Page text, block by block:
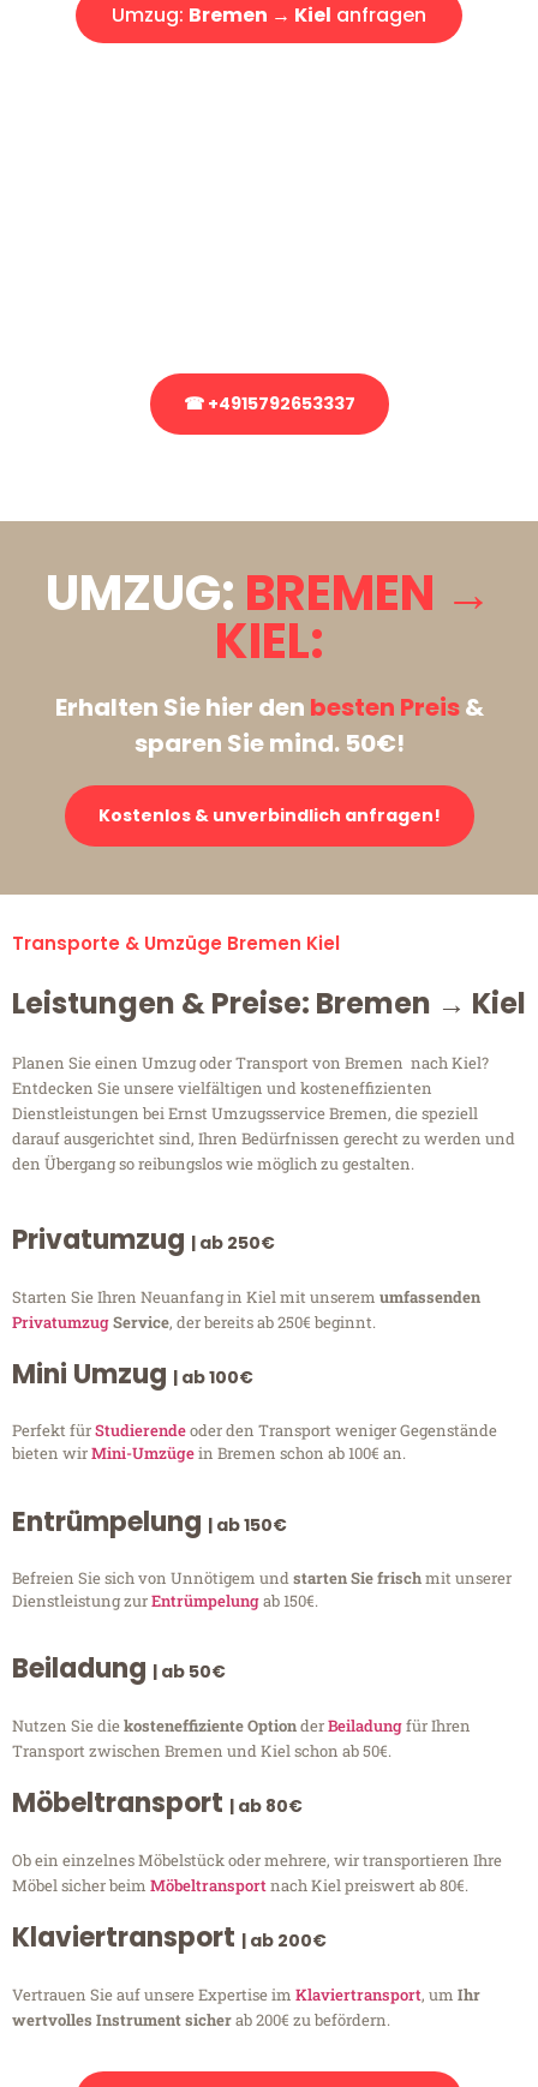
Umzug: Bremen → Kiel anfragen
☎ +4915792653337
UMZUG: BREMEN →
KIEL:
Erhalten Sie hier den besten Preis&
sparen Sie mind. 50€!
Kostenlos & unverbindlich anfragen!
Transporte & Umzüge Bremen Kiel
Leistungen & Preise: Bremen → Kiel
Planen Sie einen Umzug oder Transport von Bremen nach Kiel?
Entdecken Sie unsere vielfältigen und kosteneffizienten
Dienstleistungen bei Ernst Umzugsservice Bremen, die speziell
darauf ausgerichtet sind, Ihren Bedürfnissen gerecht zu werden und
den Übergang so reibungslos wie möglich zu gestalten.
Privatumzug | ab 250€
Starten Sie Ihren Neuanfang in Kiel mit unserem umfassenden
PrivatumzugService, der bereits ab 250€ beginnt.
Mini Umzug | ab 100€
Perfekt fürStudierendeoder den Transport weniger Gegenstände
bieten wirMini-Umzügein Bremen schon ab 100€ an.
Entrümpelung | ab 150€
Befreien Sie sich von Unnötigem undstarten Sie frischmit unserer
Dienstleistung zurEntrümpelungab 150€.
Beiladung | ab 50€
Nutzen Sie diekosteneffiziente OptionderBeiladungfür Ihren
Transport zwischen Bremen und Kiel schon ab 50€.
Möbeltransport | ab 80€
Ob ein einzelnes Möbelstück oder mehrere, wir transportieren Ihre
Möbel sicher beim Möbeltransportnach Kiel preiswert ab 80€.
Klaviertransport | ab 200€
Vertrauen Sie auf unsere Expertise im Klaviertransport, um Ihr
wertvolles Instrument sicherab 200€ zu befördern.